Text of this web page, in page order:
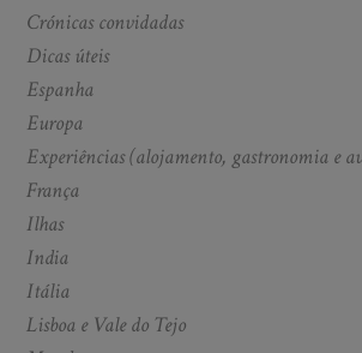
Crónicas convidadas
Dicas úteis
Espanha
Europa
Experiências (alojamento, gastronomia e
França
Ilhas
India
Itália
Lisboa e Vale do Tejo